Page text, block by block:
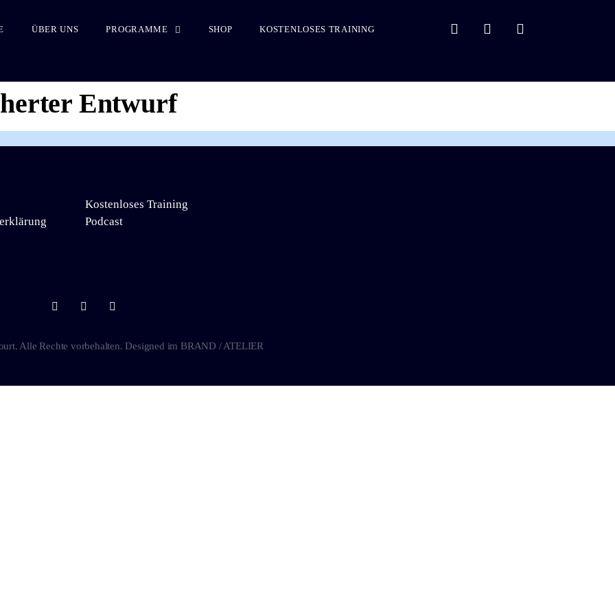
ÜBER UNS PROGRAMME SHOP KOSTENLOSES TRAINING
Entwurf
Kostenloses Training
Podcast
Alle Rechte vorbehalten. Designed imBRAND / ATELIER